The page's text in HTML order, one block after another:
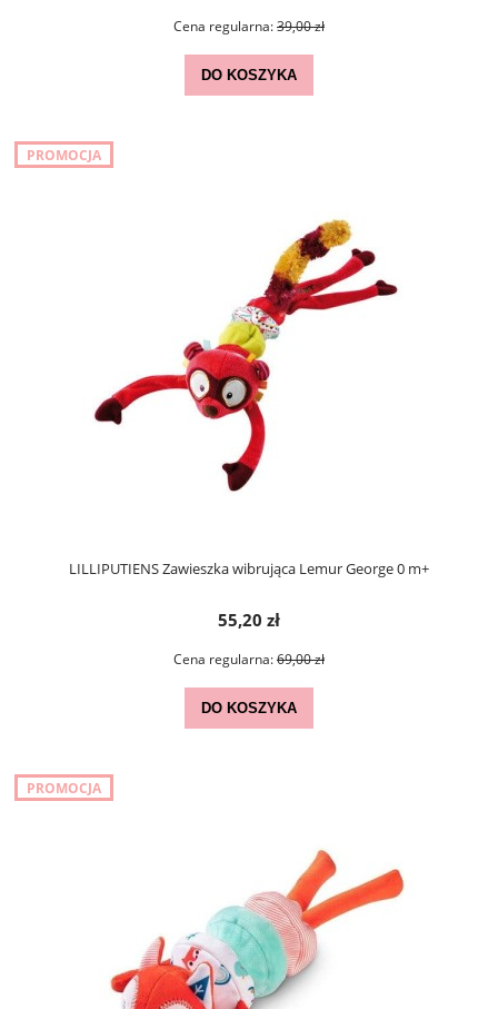
Cena regularna:39,00 zł
DO KOSZYKA
LILLIPUTIENS Zawieszka wibrująca Lemur George 0 m+
55,20 zł
Cena regularna:69,00 zł
DO KOSZYKA
PROMOCJA
PROMOCJA